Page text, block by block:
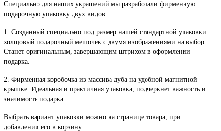
Опции
можно
товара.
Специально для наших украшений мы разработали фирменную
подарочную упаковку двух видов:
1. Созданный специально под размер нашей стандартной упаковки
холщовый подарочный мешочек с двумя изображениями на выбор.
Станет оригинальным, завершающим штрихом в оформлении
подарка.
2. Фирменная коробочка из массива дуба на удобной магнитной
крышке. Идеальная и практичная упаковка, подчеркнёт важность и
значимость подарка.
Выбрать вариант упаковки можно на странице товара, при
добавлении его в корзину.